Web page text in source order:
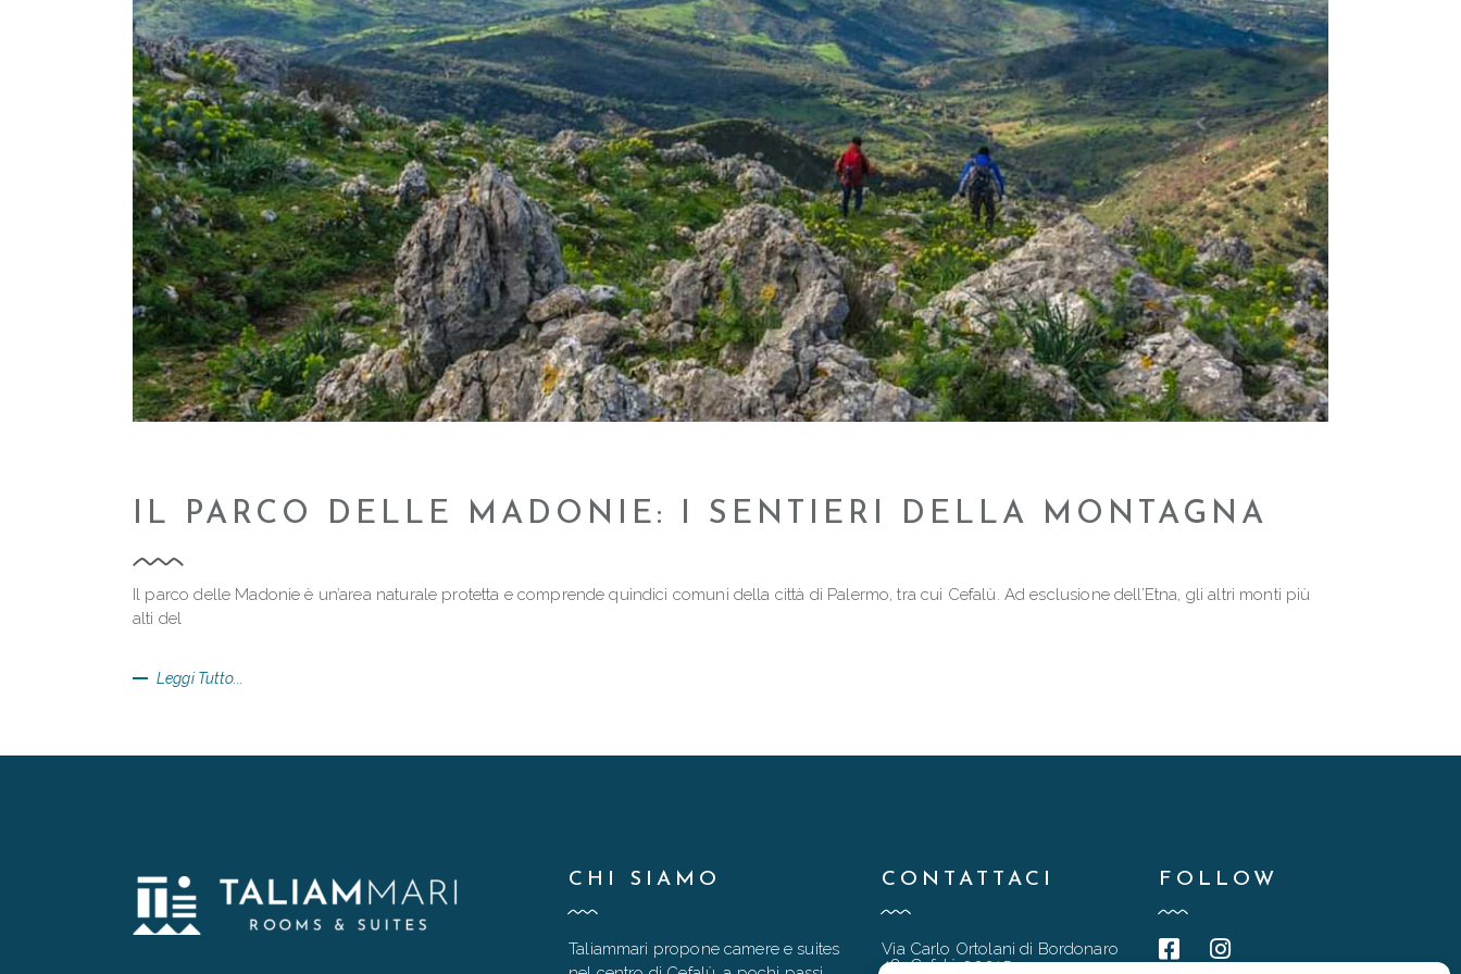
IL PARCO DELLE MADONIE: I SENTIERI DELLA MONTAGNA
Il parco delle Madonie è un’area naturale protetta e comprende quindici comuni della città di Palermo, tra cui Cefalù. Ad esclusione dell’Etna, gli altri monti più
alti del
Leggi Tutto...
CHI SIAMO
Taliammari propone camere e suites
CONTATTACI
Via Carlo Ortolani di Bordonaro
48, Cefalù 90015
FOLLOW